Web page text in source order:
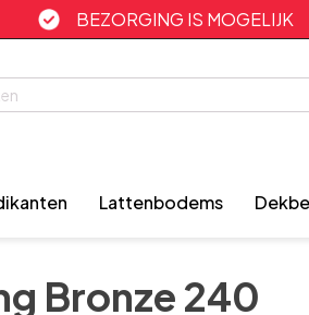
BEZORGING IS MOGELIJK
Lattenbodems
Bronze 240